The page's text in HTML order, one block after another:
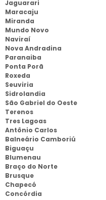
Jaguarari
Maracaju
Miranda
Mundo Novo
Naviraí
Nova Andradina
Paranaiba
Ponta Porã
Roxeda
Seuviria
Sidrolandia
São Gabriel do Oeste
Terenos
Tres Lagoas
Antônio Carlos
Balneário Camboriú
Biguaçu
Blumenau
Braço do Norte
Brusque
Chapecó
Concórdia